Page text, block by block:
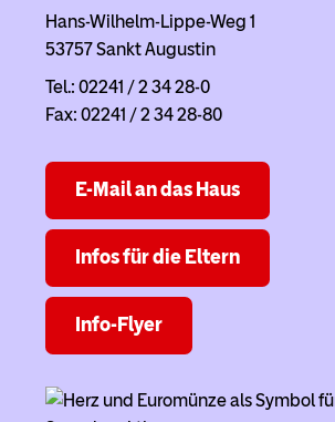
Hans-Wilhelm-Lippe-Weg 1
53757 Sankt Augustin
Tel.: 02241 / 2 34 28-0
Fax: 02241 / 2 34 28-80
E-Mail an das Haus
Infos für die Eltern
Info-Flyer